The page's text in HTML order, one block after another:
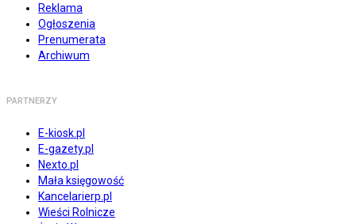
Reklama
Ogłoszenia
Prenumerata
Archiwum
PARTNERZY
E-kiosk.pl
E-gazety.pl
Nexto.pl
Mała księgowość
Kancelarierp.pl
Wieści Rolnicze